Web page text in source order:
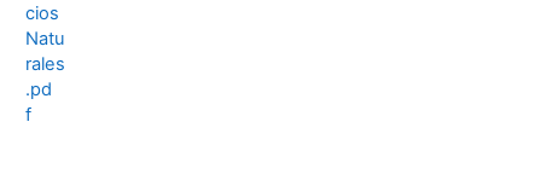
cios
Natu
rales
.pd
f